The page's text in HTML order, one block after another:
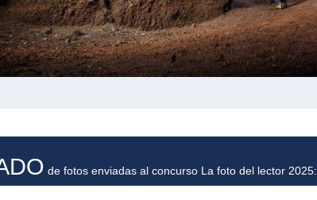
de fotos enviadas al concurso La foto del lector 2025: